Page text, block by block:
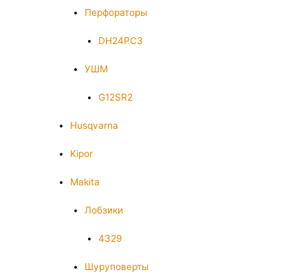
Перфораторы
DH24PC3
УШМ
G12SR2
Husqvarna
Kipor
Makita
Лобзики
4329
Шуруповерты